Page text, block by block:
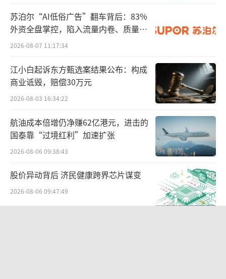
基本能力。
而在2023年5月的股东大会展示的新版本
中，Tesla Bot还表现出了更强大的功能。未
来，人形机器人可以使用FSD构建强大的视觉
系统，通过摄像头让模型快速迁移，有望构建
有史以来最大的人形机器人数据飞轮。
二是技术和供应链可复用和迁移。其中，
未来人形机器人的视觉识别、场景构建等都采
用了和汽车FSD相同的神经网络学习技术；人
形机器人零部件价值量占比高，可共用其成熟
的汽车供应链。
苏泊尔“AI低俗广告”翻车背后：83%
外资全盘掌控，陷入流量内卷、质量频
发的负循环
2026-08-07 11:17:34
江小白起诉东方甄选案结果公布：构成
商业诋毁，赔偿30万元
2026-08-03 16:34:22
航油成本倍增仍净赚62亿港元，进击的
国泰靠“过境红利”加速扩张
2026-08-06 09:38:43
股价异动背后 济民健康跨界芯片谋变
2026-08-06 09:47:49